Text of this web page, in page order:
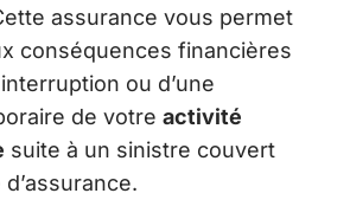
assurance vous permet
conséquences financières
ou d’une
de votre activité
suite à un sinistre couvert